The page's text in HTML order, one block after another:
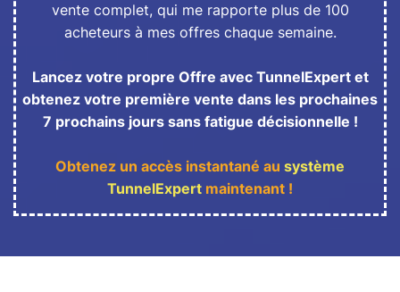
vente complet, qui me rapporte plus de 100
acheteurs à mes offres chaque semaine.
Lancez votre propre Offre avec TunnelExpert et
obtenez votre première vente dans les prochaines
7 prochains jours sans fatigue décisionnelle !
Obtenez un accès instantané au système
TunnelExpert maintenant !